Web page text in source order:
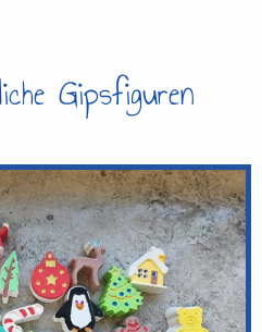
Gipsfiguren